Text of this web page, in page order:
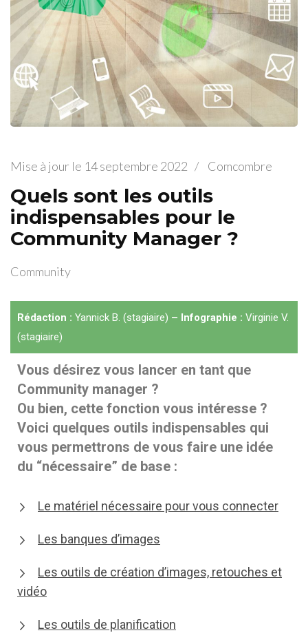
Mise à jour le 14 septembre 2022 / Comcombre
Quels sont les outils
indispensables pour le
Community Manager ?
Community
Rédaction : Yannick B. (stagiaire) – Infographie : Virginie V.
(stagiaire)
Vous désirez vous lancer en tant que
Community manager ?
Ou bien, cette fonction vous intéresse ?
Voici quelques outils indispensables qui
vous permettrons de vous faire une idée
du “nécessaire” de base :
Le matériel nécessaire pour vous connecter
Les banques d’images
Les outils de création d’images, retouches et
vidéo
Les outils de planification